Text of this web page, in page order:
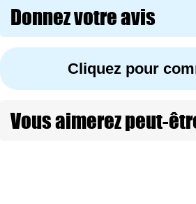
Donnez votre avis
Cliquez pour
Vous aimerez peut-